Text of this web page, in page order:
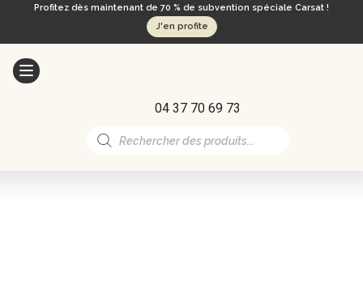
Profitez dès maintenant de 70 % de subvention spéciale Carsat !
J'en profite
04 37 70 69 73
Recherche
de